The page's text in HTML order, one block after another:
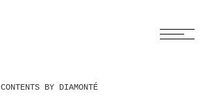
CONTENTS BY DIAMONTÉ